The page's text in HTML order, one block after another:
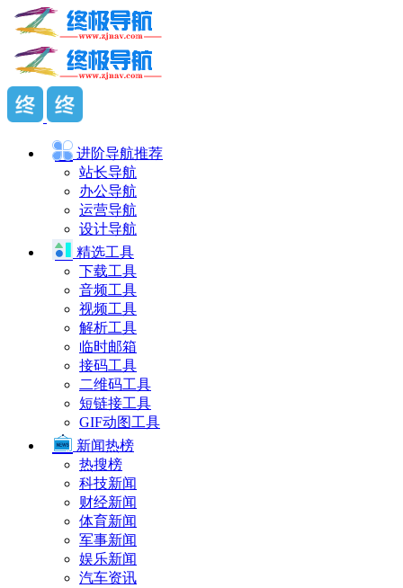
进阶导航推荐
站长导航
办公导航
运营导航
设计导航
精选工具
下载工具
音频工具
视频工具
解析工具
临时邮箱
接码工具
二维码工具
短链接工具
GIF动图工具
新闻热榜
热搜榜
科技新闻
财经新闻
体育新闻
军事新闻
娱乐新闻
汽车资讯